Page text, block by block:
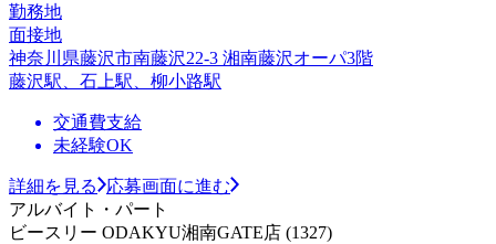
勤務地
面接地
神奈川県藤沢市南藤沢22-3 湘南藤沢オーパ3階
藤沢駅、石上駅、柳小路駅
交通費支給
未経験OK
詳細を見る
応募画面に進む
アルバイト・パート
ビースリー ODAKYU湘南GATE店 (1327)